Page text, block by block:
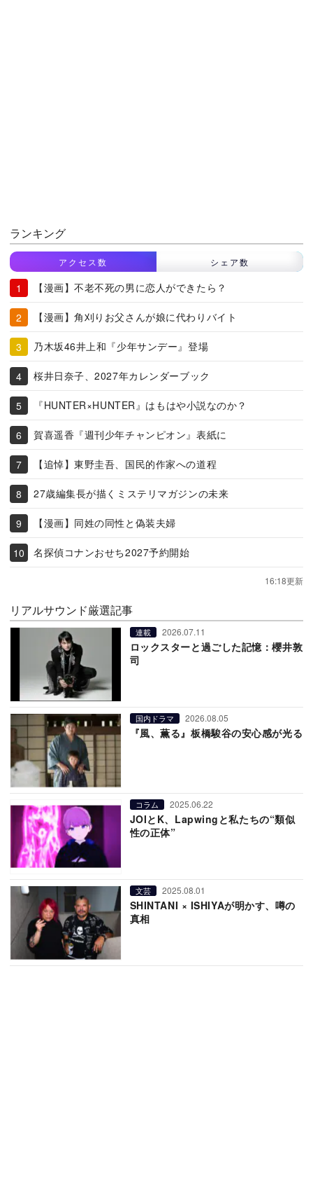
ランキング
アクセス数 シェア数
【漫画】不老不死の男に恋人ができたら？
【漫画】角刈りお父さんが娘に代わりバイト
乃木坂46井上和『少年サンデー』登場
桜井日奈子、2027年カレンダーブック
『HUNTER×HUNTER』はもはや小説なのか？
賀喜遥香『週刊少年チャンピオン』表紙に
【追悼】東野圭吾、国民的作家への道程
27歳編集長が描くミステリマガジンの未来
【漫画】同姓の同性と偽装夫婦
名探偵コナンおせち2027予約開始
16:18更新
リアルサウンド厳選記事
連載 2026.07.11
ロックスターと過ごした記憶：櫻井敦
司
国内ドラマ 2026.08.05
『風、薫る』板橋駿谷の安心感が光る
コラム 2025.06.22
JOIとK、Lapwingと私たちの“類似
性の正体”
文芸 2025.08.01
SHINTANI × ISHIYAが明かす、噂の
真相